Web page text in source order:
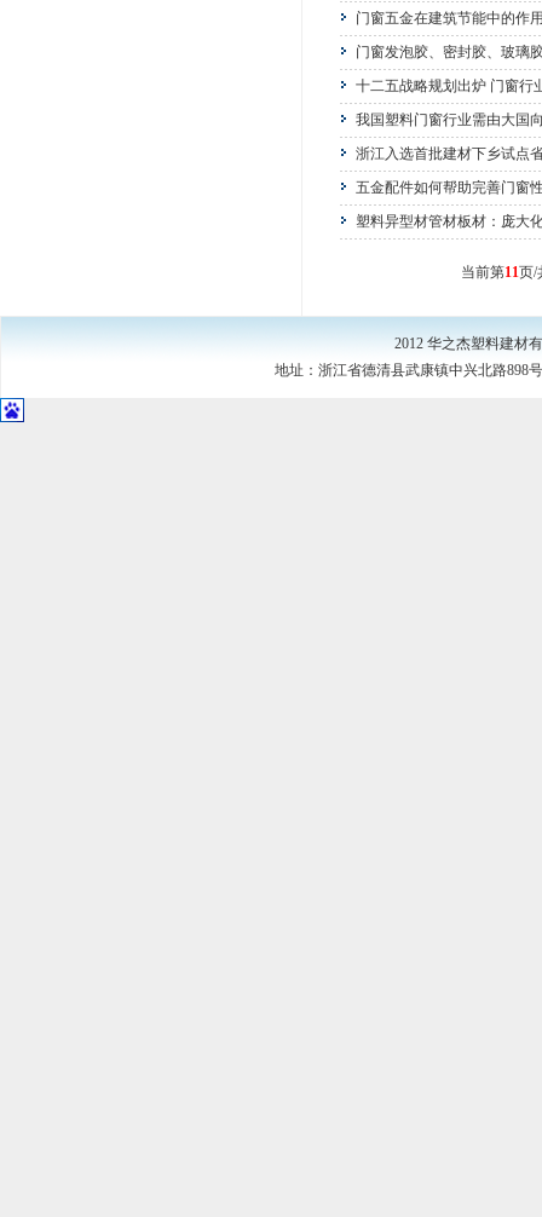
门窗五金在建筑节能中的作
门窗发泡胶、密封胶、玻璃
十二五战略规划出炉 门窗行
我国塑料门窗行业需由大国
浙江入选首批建材下乡试点
五金配件如何帮助完善门窗
塑料异型材管材板材：庞大
当前第11页/
2012 华之杰塑料建材
地址：浙江省德清县武康镇中兴北路898